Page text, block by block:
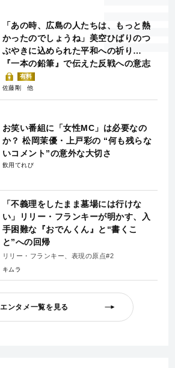
「あの時、広島の人たちは、もっと熱
かったのでしょうね」美空ひばりのつ
ぶやきに込められた平和への祈り…
『一本の鉛筆』で伝えた反戦への意志
有料
佐藤剛
お笑い番組に「女性MC」は必要なの
か？ 松岡茉優・上戸彩の “何も残らな
いコメント”の意外な大切さ
飲用てれび
「不義理をしたまま墓場には行けな
い」リリー・フランキーが明かす、入
手困難な『おでんくん』と“書くこ
と”への回帰
リリー・フランキー、表現の原点#2
キムラ
エンタメ一覧を見る